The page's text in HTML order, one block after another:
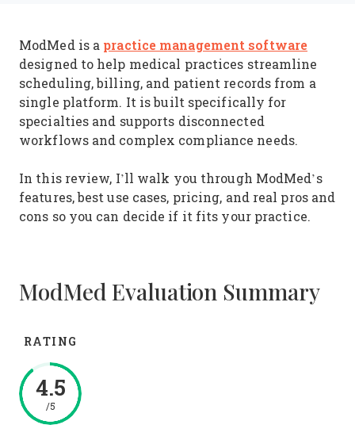
ModMed is a practice management software
designed to help medical practices streamline
scheduling, billing, and patient records from a
single platform. It is built specifically for
specialties and supports disconnected
workflows and complex compliance needs.
In this review, I’ll walk you through ModMed’s
features, best use cases, pricing, and real pros and
cons so you can decide if it fits your practice.
ModMed Evaluation Summary
RATING
4.5
/5